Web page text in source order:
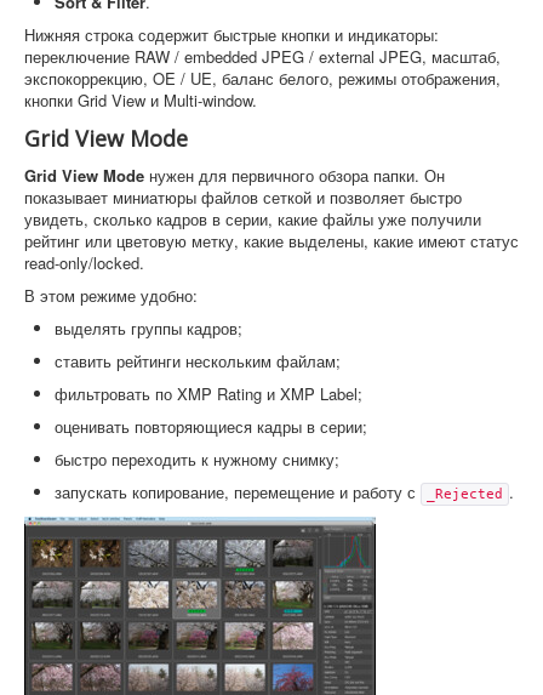
Нижняя строка содержит быстрые кнопки и индикаторы:
переключение RAW / embedded JPEG / external JPEG, масштаб,
экспокоррекцию, OE / UE, баланс белого, режимы отображения,
кнопки Grid View и Multi-window.
Grid View Mode
Grid View Mode нужен для первичного обзора папки. Он
показывает миниатюры файлов сеткой и позволяет быстро
увидеть, сколько кадров в серии, какие файлы уже получили
рейтинг или цветовую метку, какие выделены, какие имеют статус
read-only/locked.
В этом режиме удобно:
выделять группы кадров;
ставить рейтинги нескольким файлам;
фильтровать по XMP Rating и XMP Label;
оценивать повторяющиеся кадры в серии;
быстро переходить к нужному снимку;
запускать копирование, перемещение и работу с
_Rejected .